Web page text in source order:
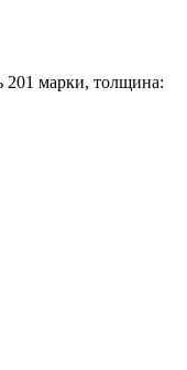
201 марки, толщина: